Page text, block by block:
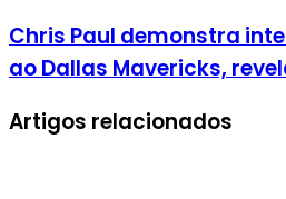
Chris Paul demonstra
ao Dallas Mavericks,
Artigos relacionados